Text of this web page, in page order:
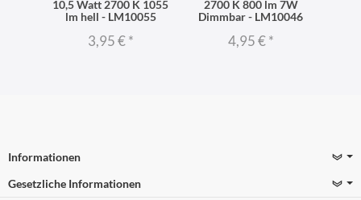
10,5 Watt 2700 K 1055
lm hell - LM10055
3,95 €*
2700 K 800 lm 7W
Dimmbar - LM10046
4,95 €*
Informationen
Gesetzliche Informationen